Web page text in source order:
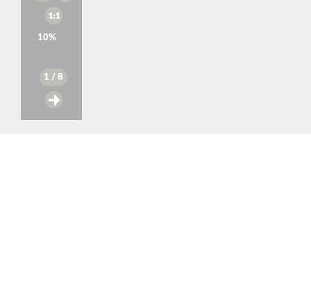
10%
1 / 8